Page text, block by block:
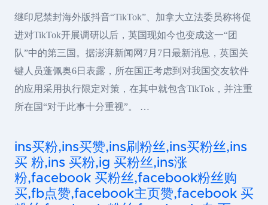
继印尼禁封海外版抖音“TikTok”、加拿大立法委员称将促
进对TikTok开展调研以后，英国现如今也变成这一“团
队”中的第三国。据澎湃新闻网7月7日最新消息，英国关
键人员蓬佩奥6日表露，所在国正考虑到对我国交友软件
的应用采用执行限定对策，在其中就包含TikTok，并注重
所在国“对于此事十分重视”。 …
ins买粉,ins买赞,ins刷粉丝,ins买粉丝,ins
买 粉,ins 买粉,ig 买粉丝,ins涨
粉,facebook 买粉丝,facebook粉丝购
买,fb点赞,facebook主页赞,facebook 买